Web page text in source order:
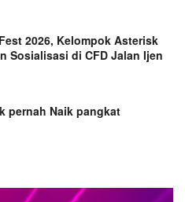
2026, Kelompok Asterisk
Sosialisasi di CFD Jalan Ijen
pernah Naik pangkat